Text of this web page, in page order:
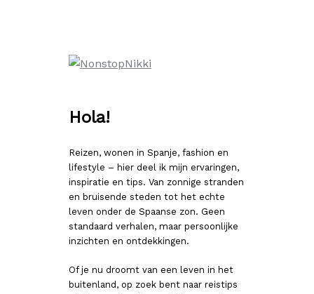
Hola!
Reizen, wonen in Spanje, fashion en
lifestyle – hier deel ik mijn ervaringen,
inspiratie en tips. Van zonnige stranden
en bruisende steden tot het echte
leven onder de Spaanse zon. Geen
standaard verhalen, maar persoonlijke
inzichten en ontdekkingen.
Of je nu droomt van een leven in het
buitenland, op zoek bent naar reistips